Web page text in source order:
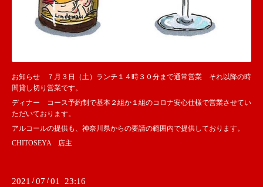
お知らせ ７月３日（土）ランチ１４時３０分まで通常営業 それ以降の時
間貸し切り営業です。
ディナー コース予約制で基本２組か１組のコロナ安心仕様で営業させてい
ただいております。
アルコールの提供も、神奈川県からの要請の範囲内で提供しております。
CHITOSEYA 店主
2021 /07 /01 23:16